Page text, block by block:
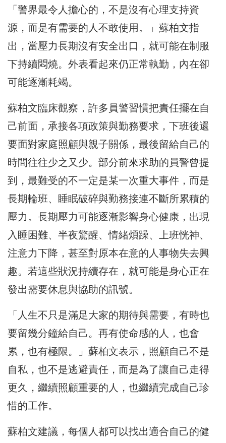
「警界最令人擔心的，不是沒有心理支持資
源，而是有需要的人不敢使用。」蘇柏文指
出，當壓力長期沒有安全出口，就可能在制服
下持續悶燒。外表看起來仍正常執勤，內在卻
可能逐漸耗竭。
蘇柏文臨床觀察，許多員警習慣把責任擺在自
己前面，承接各項政策與勤務要求，下班後還
要面對家庭照顧與親子關係，最後留給自己的
時間往往少之又少。部分前來求助的員警曾提
到，最難受的不一定是某一次重大事件，而是
長期輪班、睡眠破碎與勤務接連不斷所累積的
壓力。長期壓力可能逐漸影響身心健康，出現
入睡困難、半夜驚醒、情緒煩躁、上班恍神、
注意力下降，甚至對原本在意的人事物失去興
趣。若這些狀況持續存在，就可能是身心正在
發出需要休息與協助的訊號。
「人生不只是滿足大家的期待與需要，有時也
要留幾分鐘給自己。再有使命感的人，也會
累，也有極限。」蘇柏文表示，照顧自己不是
自私，也不是逃避責任，而是為了讓自己走得
更久，繼續照顧重要的人，也繼續完成自己珍
惜的工作。
蘇柏文建議，每個人都可以找出適合自己的健